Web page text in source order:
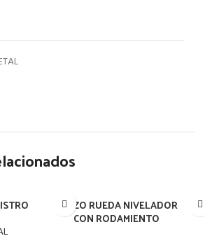
BRAZO RUEDA NIVELADOR
CON RODAMIENTO